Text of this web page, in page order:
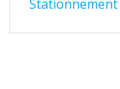
Stationnement